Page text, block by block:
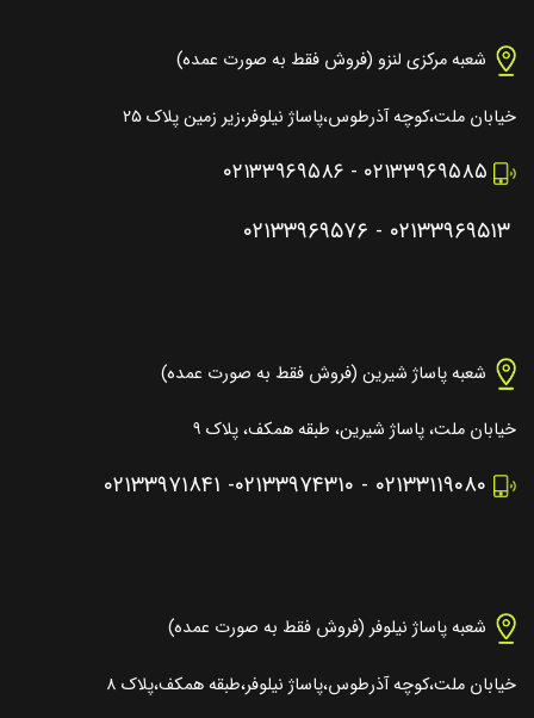
شعبه مرکزی لنزو (فروش فقط به صورت عمده)
خیابان ملت،کوچه آذرطوس،پاساژ نیلوفر،زیر زمین پلاک ۲۵
۰۲۱۳۳۹۶۹۵۸۵ - ۰۲۱۳۳۹۶۹۵۸۶
۰۲۱۳۳۹۶۹۵۱۳ - ۰۲۱۳۳۹۶۹۵۷۶
شعبه پاساژ شیرین (فروش فقط به صورت عمده)
خیابان ملت، پاساژ شیرین، طبقه همکف، پلاک ۹
۰۲۱۳۳۱۱۹۰۸۰ - ۰۲۱۳۳۹۷۴۳۱۰- ۰۲۱۳۳۹۷۱۸۴۱
شعبه پاساژ نیلوفر (فروش فقط به صورت عمده)
خیابان ملت،کوچه آذرطوس،پاساژ نیلوفر،طبقه همکف،پلاک ۸